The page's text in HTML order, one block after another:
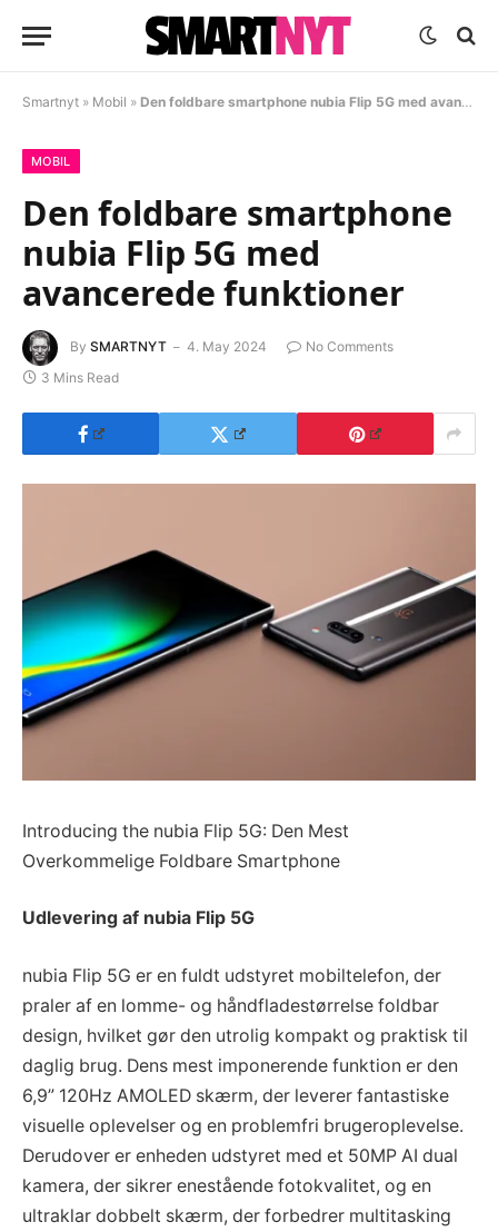
Smartnyt » Mobil » Den foldbare smartphone nubia Flip 5G med avancerede funktioner
MOBIL
Den foldbare smartphone
nubia Flip 5G med
avancerede funktioner
By SMARTNYT 4. May 2024
No Comments
3 Mins Read
Introducing the nubia Flip 5G: Den Mest
Overkommelige Foldbare Smartphone
Udlevering af nubia Flip 5G
nubia Flip 5G er en fuldt udstyret mobiltelefon, der
praler af en lomme- og håndfladestørrelse foldbar
design, hvilket gør den utrolig kompakt og praktisk til
daglig brug. Dens mest imponerende funktion er den
6,9” 120Hz AMOLED skærm, der leverer fantastiske
visuelle oplevelser og en problemfri brugeroplevelse.
Derudover er enheden udstyret med et 50MP AI dual
kamera, der sikrer enestående fotokvalitet, og en
ultraklar dobbelt skærm, der forbedrer multitasking